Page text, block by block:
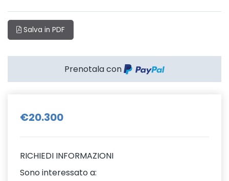
Salva in PDF
Prenotala con
€20.300
RICHIEDI INFORMAZIONI
Sono interessato a: